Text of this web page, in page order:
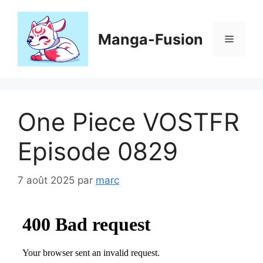
contenu
Manga-Fusion Menu
One Piece VOSTFR
Episode 0829
7 août 2025 par marc